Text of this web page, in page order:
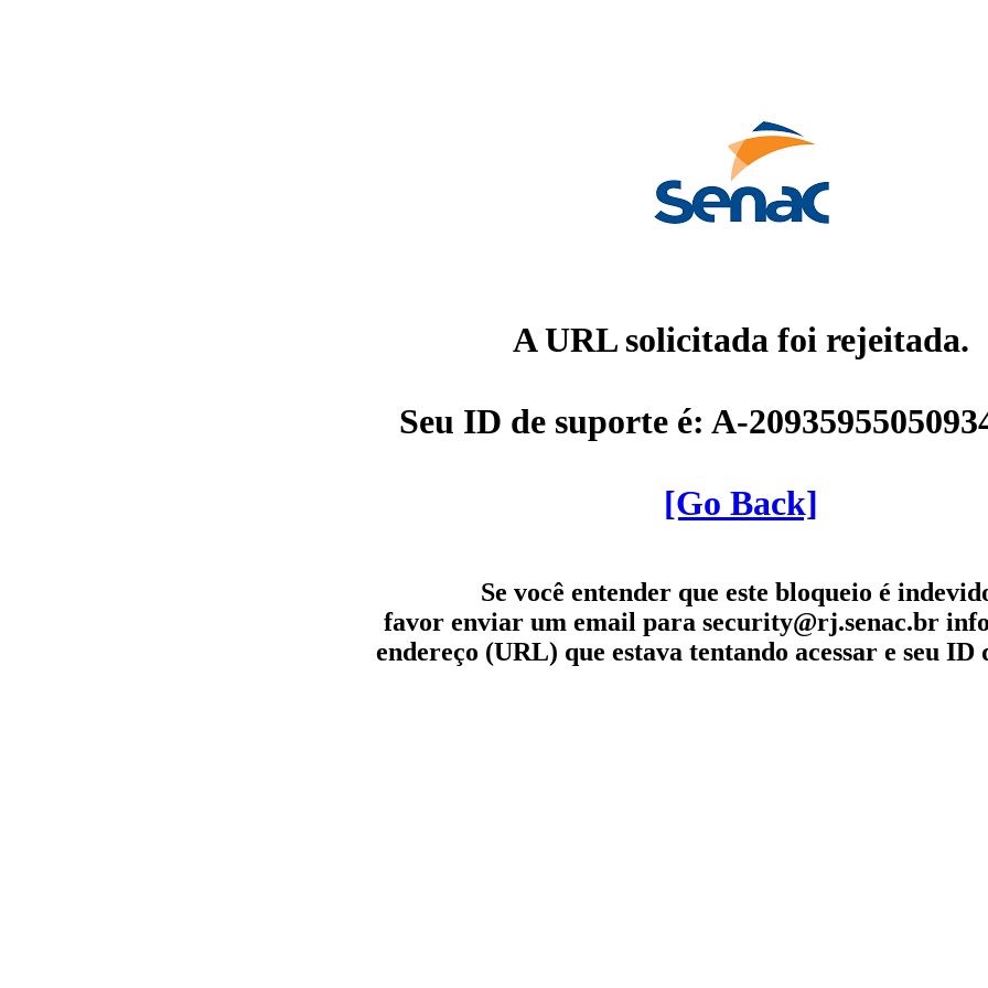
A URL solicitada foi rejeitada.
Seu ID de suporte é: A-
[Go Back]
Se você entender que este bloqueio é
favor enviar um email para security@rj.senac.br
endereço (URL) que estava tentando acessar e seu ID